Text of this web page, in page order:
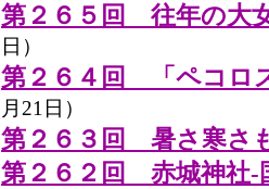
第２６５回 往年の大
日）
第２６４回 「ペコロ
月21日）
第２６３回 暑さ寒さ
第２６２回 赤城神社-